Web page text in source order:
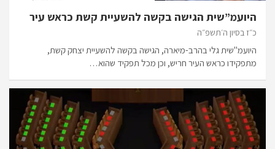
היועמ”שית הגישה בקשה להשעיית קשת כראש עיר
כ״ז בסיון ה׳תשפ״ה
היועמ"שית גלי בהרב-מיארה, הגישה בקשה להשעיית יצחק קשת,
מתפקידו כראש העיר חריש, וכן מכל תפקיד שהוא…